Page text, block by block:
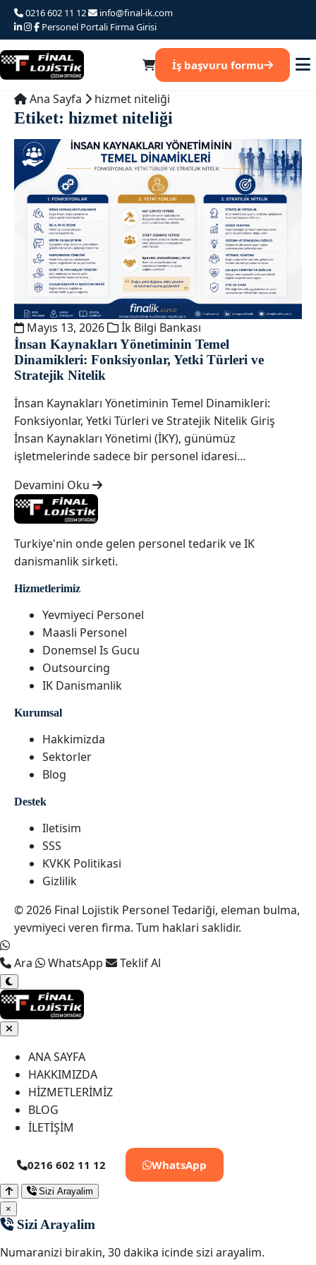
Ana
iceriğe
atla
0216 602 11 12
info@final-ik.com
Personel Portali Firma Girisi
İş başvuru formu
Ana Sayfa hizmet niteliği
Etiket: hizmet niteliği
Mayıs 13, 2026 İk Bilgi Bankası
İnsan Kaynakları Yönetiminin Temel
Dinamikleri: Fonksiyonlar, Yetki Türleri ve
Stratejik Nitelik
İnsan Kaynakları Yönetiminin Temel Dinamikleri:
Fonksiyonlar, Yetki Türleri ve Stratejik Nitelik Giriş
İnsan Kaynakları Yönetimi (İKY), günümüz
işletmelerinde sadece bir personel idaresi…
Devamini Oku
Turkiye'nin onde gelen personel tedarik ve IK
danismanlik sirketi.
Hizmetlerimiz
Yevmiyeci Personel
Maasli Personel
Donemsel Is Gucu
Outsourcing
IK Danismanlik
Kurumsal
Hakkimizda
Sektorler
Blog
Destek
Iletisim
SSS
KVKK Politikasi
Gizlilik
© 2026 Final Lojistik Personel Tedariği, eleman bulma,
yevmiyeci veren firma. Tum haklari saklidir.
Ara WhatsApp Teklif Al
ANA SAYFA
HAKKIMIZDA
HİZMETLERİMİZ
BLOG
İLETİŞİM
0216 602 11 12 WhatsApp
Sizi Arayalim
×
Sizi Arayalim
Numaranizi birakin, 30 dakika icinde sizi arayalim.